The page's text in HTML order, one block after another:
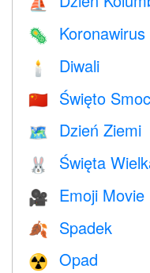
🦠 Koronawirus
🕯 Diwali
🇨🇳 Święto
🗺️ Dzień Ziemi
🐰 Święta
🎥 Emoji Movie
🍂 Spadek
☢️ Opad